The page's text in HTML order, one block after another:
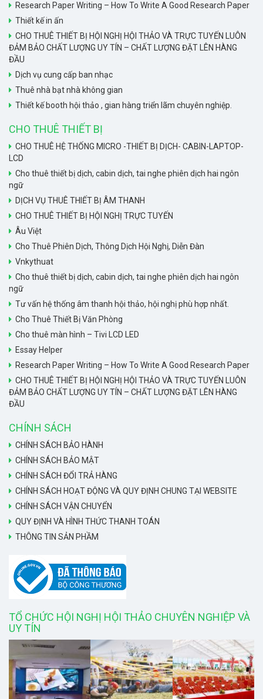
Research Paper Writing – How To Write A Good Research Paper
Thiết kế in ấn
CHO THUÊ THIẾT BỊ HỘI NGHỊ HỘI THẢO VÀ TRỰC TUYẾN LUÔN
ĐẢM BẢO CHẤT LƯỢNG UY TÍN – CHẤT LƯỢNG ĐẶT LÊN HÀNG
ĐẦU
Dịch vụ cung cấp ban nhạc
Thuê nhà bạt nhà không gian
Thiết kế booth hội thảo , gian hàng triển lãm chuyên nghiệp.
CHO THUÊ THIẾT BỊ
CHO THUÊ HỆ THỐNG MICRO -THIẾT BỊ DỊCH- CABIN-LAPTOP-
LCD
Cho thuê thiết bị dịch, cabin dịch, tai nghe phiên dịch hai ngôn
ngữ
DỊCH VỤ THUÊ THIẾT BỊ ÂM THANH
CHO THUÊ THIẾT BỊ HỘI NGHỊ TRỰC TUYẾN
Âu Việt
Cho Thuê Phiên Dịch, Thông Dịch Hội Nghị, Diễn Đàn
Vnkythuat
Cho thuê thiết bị dịch, cabin dịch, tai nghe phiên dịch hai ngôn
ngữ
Tư vấn hệ thống âm thanh hội thảo, hội nghị phù hợp nhất.
Cho Thuê Thiết Bị Văn Phòng
Cho thuê màn hình – Tivi LCD LED
Essay Helper
Research Paper Writing – How To Write A Good Research Paper
CHO THUÊ THIẾT BỊ HỘI NGHỊ HỘI THẢO VÀ TRỰC TUYẾN LUÔN
ĐẢM BẢO CHẤT LƯỢNG UY TÍN – CHẤT LƯỢNG ĐẶT LÊN HÀNG
ĐẦU
CHÍNH SÁCH
CHÍNH SÁCH BẢO HÀNH
CHÍNH SÁCH BẢO MẬT
CHÍNH SÁCH ĐỔI TRẢ HÀNG
CHÍNH SÁCH HOẠT ĐỘNG VÀ QUY ĐỊNH CHUNG TẠI WEBSITE
CHÍNH SÁCH VẬN CHUYỂN
QUY ĐỊNH VÀ HÌNH THỨC THANH TOÁN
THÔNG TIN SẢN PHẦM
TỔ CHỨC HỘI NGHỊ HỘI THẢO CHUYÊN NGHIỆP VÀ
UY TÍN